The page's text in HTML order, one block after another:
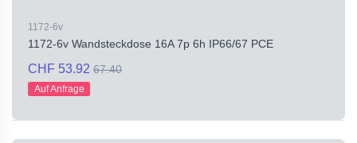
1172-6v
1172-6v Wandsteckdose 16A 7p 6h IP66/67 PCE
CHF 53.92 67.40
Auf Anfrage